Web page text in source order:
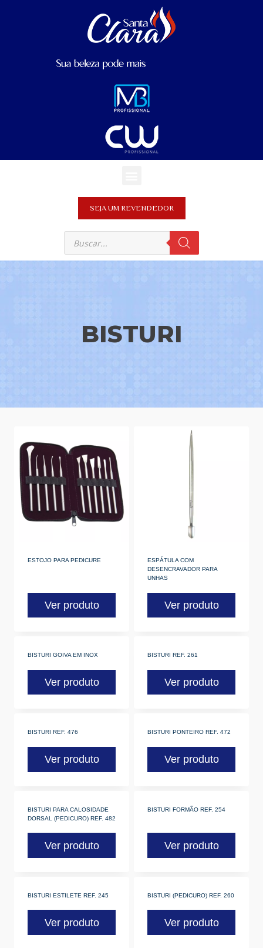
SEJA UM REVENDEDOR
BISTURI
ESTOJO PARA PEDICURE
Ver produto
ESPÁTULA COM
DESENCRAVADOR PARA
UNHAS
Ver produto
BISTURI GOIVA EM INOX
Ver produto
BISTURI REF. 261
Ver produto
BISTURI REF. 476
Ver produto
BISTURI PONTEIRO REF. 472
Ver produto
BISTURI PARA CALOSIDADE
DORSAL (PEDICURO) REF. 482
Ver produto
BISTURI FORMÃO REF. 254
Ver produto
BISTURI ESTILETE REF. 245
Ver produto
BISTURI (PEDICURO) REF. 260
Ver produto